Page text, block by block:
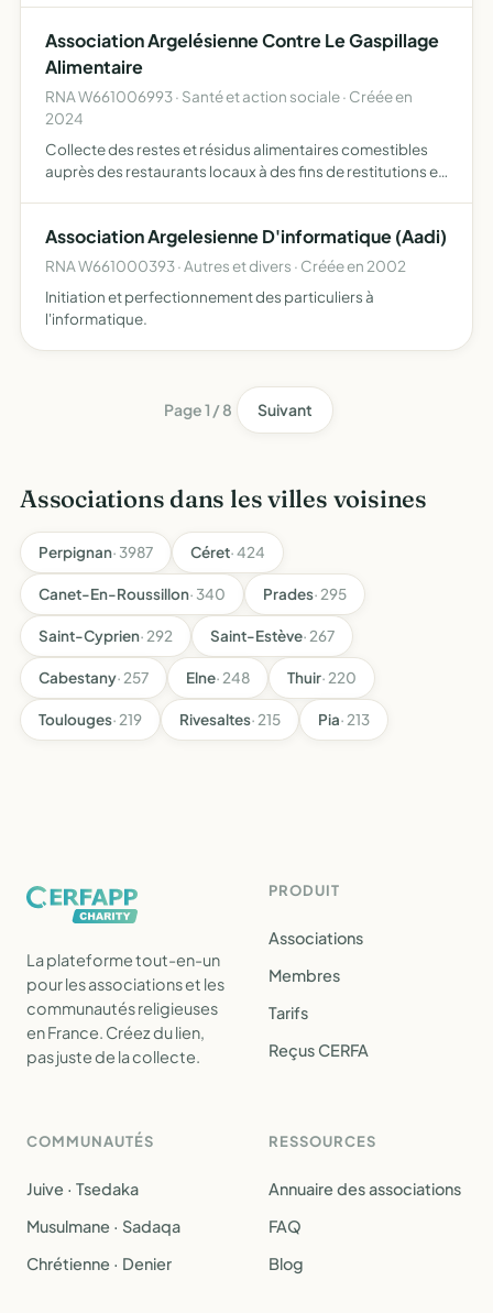
…
Association Argelésienne Contre Le Gaspillage
Alimentaire
RNA W661006993 · Santé et action sociale · Créée en
2024
Collecte des restes et résidus alimentaires comestibles
auprès des restaurants locaux à des fins de restitutions et
Association Argelesienne D'informatique (Aadi)
RNA W661000393 · Autres et divers · Créée en 2002
Initiation et perfectionnement des particuliers à
l'informatique.
Page 1 / 8 Suivant
Associations dans les villes voisines
Perpignan· 3987 Céret· 424
Canet-En-Roussillon· 340 Prades· 295
Saint-Cyprien· 292 Saint-Estève· 267
Cabestany· 257 Elne· 248 Thuir· 220
Toulouges· 219 Rivesaltes· 215 Pia· 213
La plateforme tout-en-un
pour les associations et les
communautés religieuses
en France. Créez du lien,
pas juste de la collecte.
PRODUIT
Associations
Membres
Tarifs
Reçus CERFA
COMMUNAUTÉS
Juive · Tsedaka
Musulmane · Sadaqa
Chrétienne · Denier
RESSOURCES
Annuaire des associations
FAQ
Blog